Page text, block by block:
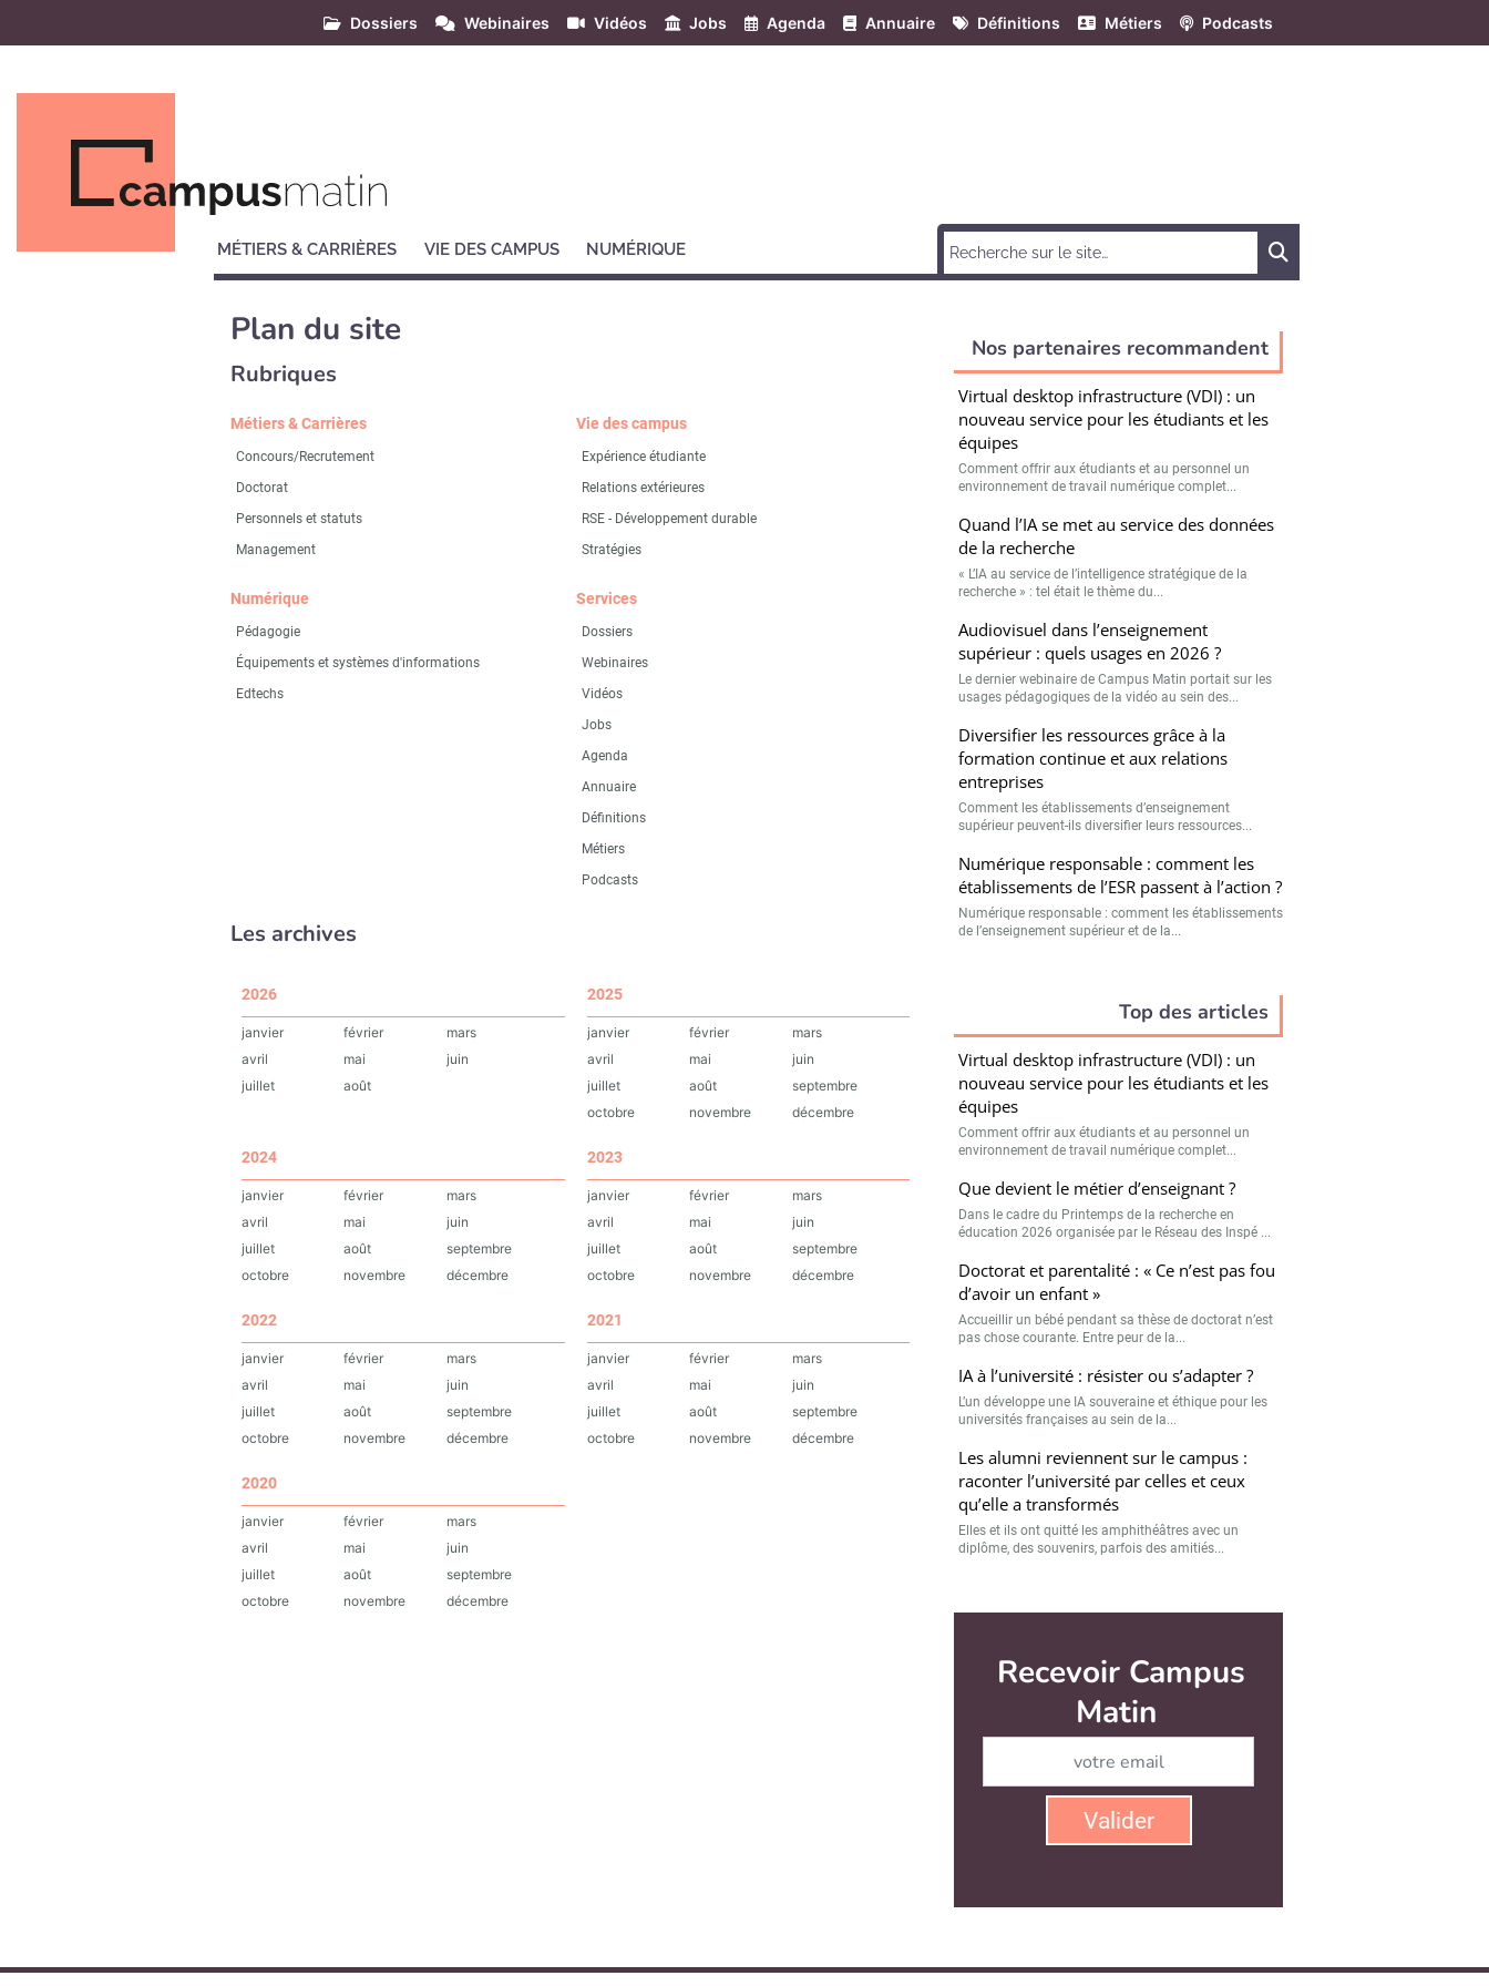
Dossiers Webinaires Vidéos Jobs Agenda Annuaire Définitions Métiers Podcasts
MÉTIERS & CARRIÈRES VIE DES CAMPUS NUMÉRIQUE
Plan du site
Rubriques
Métiers & Carrières
Concours/Recrutement
Doctorat
Personnels et statuts
Management
Vie des campus
Expérience étudiante
Relations extérieures
RSE - Développement durable
Stratégies
Numérique
Pédagogie
Équipements et systèmes d'informations
Edtechs
Services
Dossiers
Webinaires
Vidéos
Jobs
Agenda
Annuaire
Définitions
Métiers
Podcasts
Les archives
2026
janvier février
mars
avril
mai
juin
juillet
août
2025
janvier février
mars
avril
mai
juin
juillet
août
septembre
octobre
novembre décembre
2024
janvier février
mars
avril
mai
juin
juillet
août
septembre
octobre
novembre décembre
2023
janvier février
mars
avril
mai
juin
juillet
août
septembre
octobre
novembre décembre
2022
janvier février
mars
avril
mai
juin
juillet
août
septembre
octobre
novembre décembre
2021
janvier février
mars
avril
mai
juin
juillet
août
septembre
octobre
novembre décembre
2020
janvier février
mars
avril
mai
juin
juillet
août
septembre
octobre
novembre décembre
Nos partenaires recommandent
Virtual desktop infrastructure (VDI) : un
nouveau service pour les étudiants et les
équipes
Comment offrir aux étudiants et au personnel un
environnement de travail numérique complet...
Quand l’IA se met au service des données
de la recherche
« L’IA au service de l’intelligence stratégique de la
recherche » : tel était le thème du...
Audiovisuel dans l’enseignement
supérieur : quels usages en 2026 ?
Le dernier webinaire de Campus Matin portait sur les
usages pédagogiques de la vidéo au sein des...
Diversifier les ressources grâce à la
formation continue et aux relations
entreprises
Comment les établissements d’enseignement
supérieur peuvent-ils diversifier leurs ressources...
Numérique responsable : comment les
établissements de l’ESR passent à l’action ?
Numérique responsable : comment les établissements
de l’enseignement supérieur et de la...
Top des articles
Virtual desktop infrastructure (VDI) : un
nouveau service pour les étudiants et les
équipes
Comment offrir aux étudiants et au personnel un
environnement de travail numérique complet...
Que devient le métier d’enseignant ?
Dans le cadre du Printemps de la recherche en
éducation 2026 organisée par le Réseau des Inspé ...
Doctorat et parentalité : « Ce n’est pas fou
d’avoir un enfant »
Accueillir un bébé pendant sa thèse de doctorat n’est
pas chose courante. Entre peur de la...
IA à l’université : résister ou s’adapter ?
L’un développe une IA souveraine et éthique pour les
universités françaises au sein de la...
Les alumni reviennent sur le campus :
raconter l’université par celles et ceux
qu’elle a transformés
Elles et ils ont quitté les amphithéâtres avec un
diplôme, des souvenirs, parfois des amitiés...
Recevoir Campus
Matin
Valider